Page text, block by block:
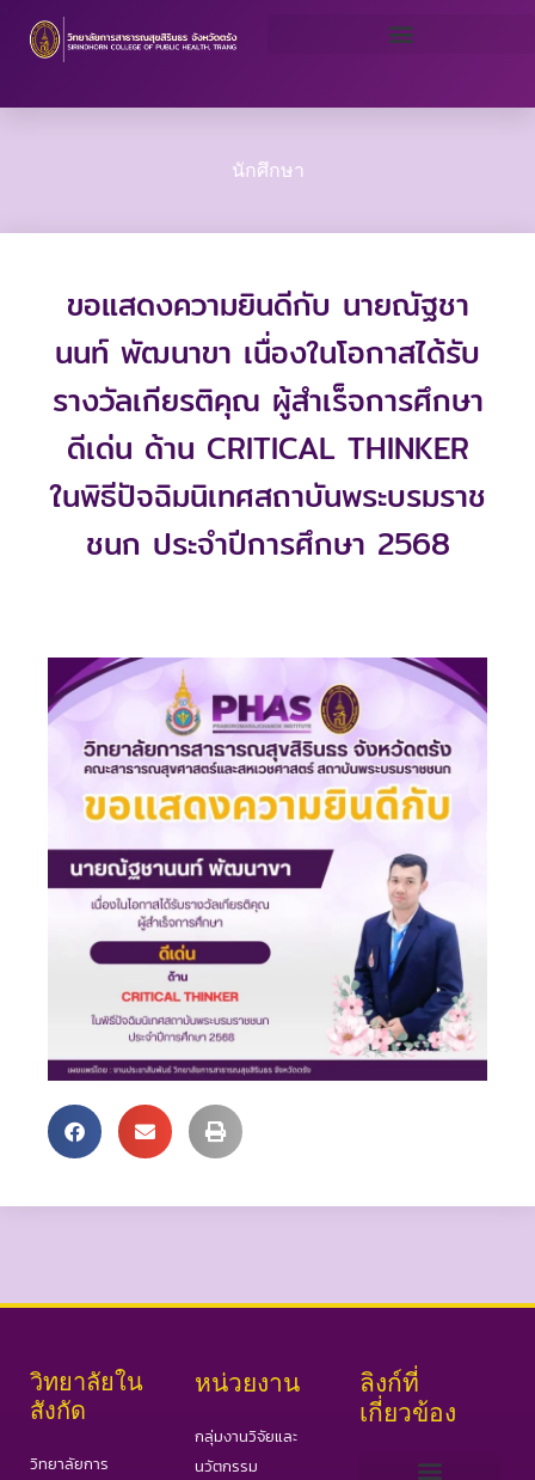
นักศึกษา
ขอแสดงความยินดีกับ นายณัฐชา
นนท์ พัฒนาขา เนื่องในโอกาสได้รับ
รางวัลเกียรติคุณ ผู้สำเร็จการศึกษา
ดีเด่น ด้าน CRITICAL THINKER
ในพิธีปัจฉิมนิเทศสถาบันพระบรมราช
ชนก ประจำปีการศึกษา 2568
วิทยาลัยใน
สังกัด
วิทยาลัยการ
หน่วยงาน
กลุ่มงานวิจัยและ
นวัตกรรม
ลิงก์ที่
เกี่ยวข้อง